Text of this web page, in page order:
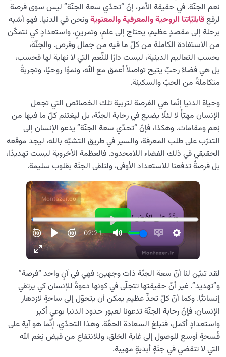
نعم الجنّة. في حقيقة الأمر، إنّ “تحدّي سعة الجنّة” ليس سوى فرصة
لرفعقابليّاتنا الروحية والمعرفية والمعنويةونحن في الدنيا. فهو أشبه
برحلة إلى مقصدٍ عظيم، يحتاج إلى علمٍ، وتمرينٍ، واستعدادٍ كي نتمكّن
من الاستفادة الكاملة من كلّ ما فيه من جمال وفرص. والجنّة،
بحسب التعاليم الدينية، ليست دارًا للنِّعم التي لا نهاية لها فحسب،
بل هي فضاءٌ رحبٌ يتيح تواصلاً أعمق مع الله، ونموًا روحيًا، وتجربةً
متكاملةً من الحبّ والسكينة.
وحياة الدنيا إنّما هي الفرصة لتربية تلك الخصائص التي تجعل
الإنسان مهيّأً لا لئلّا يضيع في رحابة الجنّة، بل ليغتنم كلّ ما فيها من
نِعم ومقامات. وهكذا، فإنّ “تحدّي سعة الجنّة” يدعو الإنسان إلى
التدرّب على طلب المعرفة، والسير في طريق التشبّه بالله، ليجد موقعه
الحقيقي في ذلك الفضاء اللامحدود. فالعظمة الأخروية ليست تهديدًا،
بل فرصةٌ تدفعنا للاستعداد الأوفى، ولنلقى الجنّة بقلوب سليمة.
لقد تبيّن لنا أنّ سعة الجنّة ذات وجهين: فهي في آنٍ واحد “فرصة”
و”تهديد”. غير أنّ حقيقتها تتجلّى في كونها دعوةً للإنسان كي يرتقي
إنسانيًّا. وكما أنّ كلّ تحدٍّ عظيم يمكن أن يتحوّل إلى ساحةٍ لازدهار
الإنسان، فإنّ رحابة الجنّة تدعونا لعبور حدود الدنيا بوعيٍ أكبر
واستعدادٍ أكمل، فنبلغ السعادة الحقّة. وهذا التحدّي، إنّما هو آية على
فُسحةٍ أوسع للوصول إلى غاية الخلق، وللانتفاع من فيض نِعَم الله
التي لا تنقضي في جنّةٍ أبديةٍ مهيبة.